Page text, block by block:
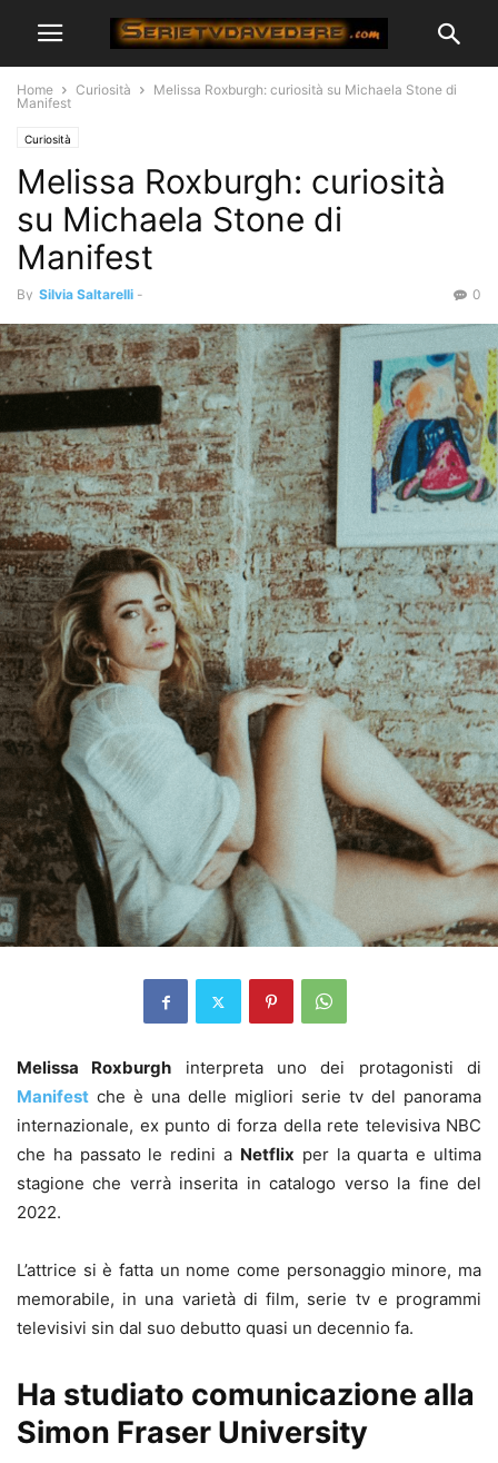
Home Curiosità
Melissa Roxburgh: curiosità su Michaela Stone di
Manifest
Curiosità
Melissa Roxburgh: curiosità
su Michaela Stone di
Manifest
By Silvia Saltarelli - 0
Melissa Roxburgh interpreta uno dei protagonisti di
Manifest che è una delle migliori serie tv del panorama
internazionale, ex punto di forza della rete televisiva NBC
che ha passato le redini a Netflix per la quarta e ultima
stagione che verrà inserita in catalogo verso la fine del
2022.
L’attrice si è fatta un nome come personaggio minore, ma
memorabile, in una varietà di film, serie tv e programmi
televisivi sin dal suo debutto quasi un decennio fa.
Ha studiato comunicazione alla
Simon Fraser University